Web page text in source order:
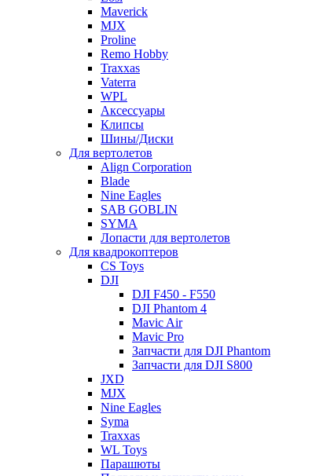
Maverick
MJX
Proline
Remo Hobby
Traxxas
Vaterra
WPL
Аксессуары
Клипсы
Шины/Диски
Для вертолетов
Align Corporation
Blade
Nine Eagles
SAB GOBLIN
SYMA
Лопасти для вертолетов
Для квадрокоптеров
CS Toys
DJI
DJI F450 - F550
DJI Phantom 4
Mavic Air
Mavic Pro
Запчасти для DJI Phantom
Запчасти для DJI S800
JXD
MJX
Nine Eagles
Syma
Traxxas
WL Toys
Парашюты